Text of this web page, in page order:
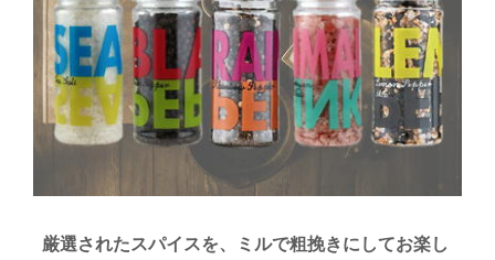
厳選されたスパイスを、ミルで粗挽きにしてお楽し